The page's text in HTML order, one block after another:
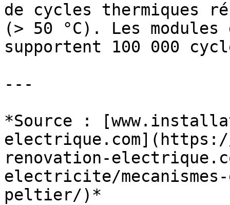
de cycles thermiques
(> 50 °C). Les
supportent 100 000
---
*Source :
renovation-
electricite/